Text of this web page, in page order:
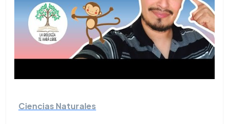
Ciencias Naturales